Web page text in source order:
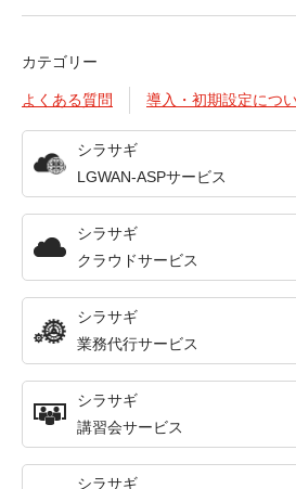
カテゴリー
よくある質問 導入・初期設定につ
シラサギ
LGWAN-ASPサービス
シラサギ
クラウドサービス
シラサギ
業務代行サービス
シラサギ
講習会サービス
シラサギ